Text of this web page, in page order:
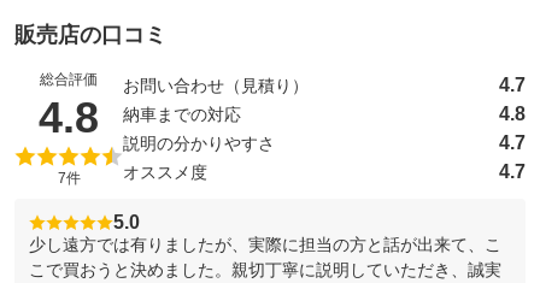
販売店の口コミ
総合評価
4.8 （5点満点中）
7件
お問い合わせ（見積り） 4.7
納車までの対応 4.8
説明の分かりやすさ 4.7
オススメ度 4.7
5.0
少し遠方では有りましたが、実際に担当の方と話が出来て、こ
こで買おうと決めました。親切丁寧に説明していただき、誠実